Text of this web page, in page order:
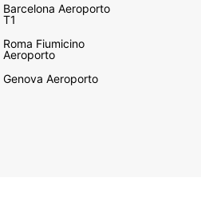
Barcelona Aeroporto
T1
Roma Fiumicino
Aeroporto
Genova Aeroporto